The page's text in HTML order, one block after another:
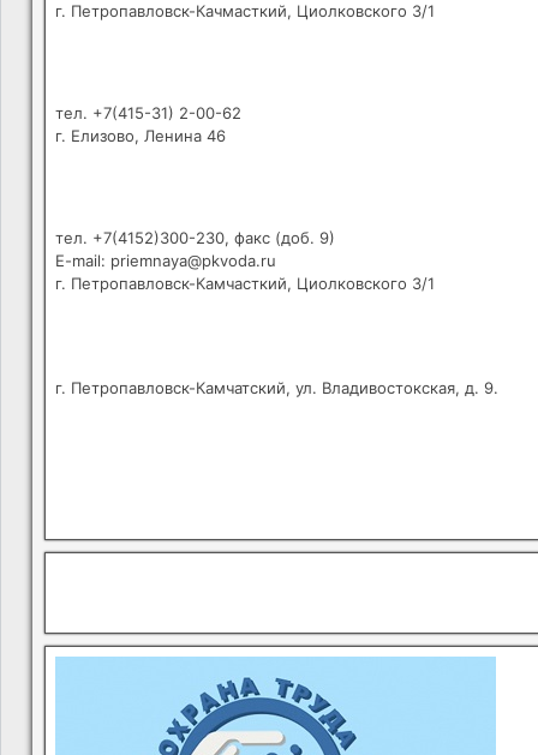
г. Петропавловск-Качмасткий, Циолковского 3/1
тел. +7(415-31) 2-00-62
г. Елизово, Ленина 46
тел. +7(4152)300-230, факс (доб. 9)
E-mail: priemnaya@pkvoda.ru
г. Петропавловск-Камчасткий, Циолковского 3/1
г. Петропавловск-Камчатский, ул. Владивостокская, д. 9.